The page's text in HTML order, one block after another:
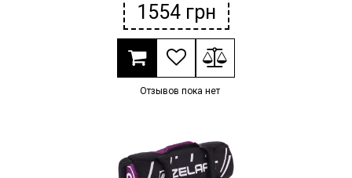
1554грн
Отзывов пока нет